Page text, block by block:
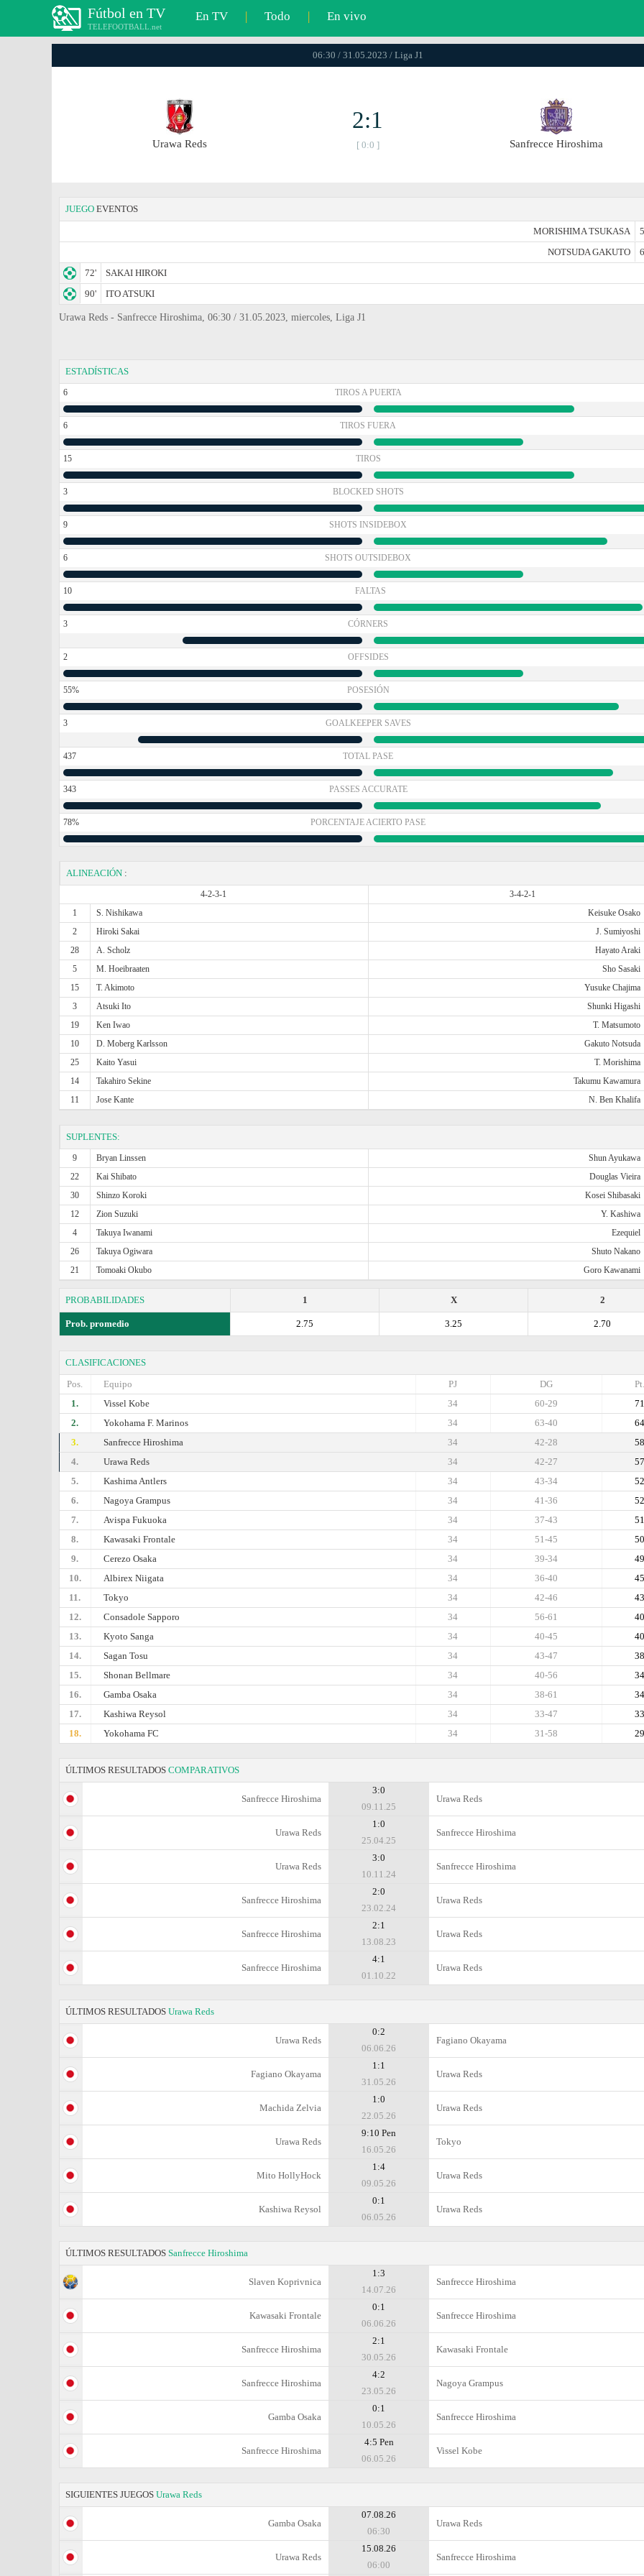
Fútbol en TV
TELEFOOTBALL.net
En TV | Todo | En vivo
06:30 / 31.05.2023 / Liga J1
Urawa Reds
2:1
[ 0:0 ] Sanfrecce Hiroshima
JUEGO EVENTOS
MORISHIMA TSUKASA
NOTSUDA GAKUTO
72'
SAKAI HIROKI
90'
ITO ATSUKI
Urawa Reds - Sanfrecce Hiroshima, 06:30 / 31.05.2023, miercoles, Liga J1
ESTADÍSTICAS
6 TIROS A PUERTA
6 TIROS FUERA
15 TIROS
3 BLOCKED SHOTS
9 SHOTS INSIDEBOX
6 SHOTS OUTSIDEBOX
10 FALTAS
3 CÓRNERS
2 OFFSIDES
55% POSESIÓN
3 GOALKEEPER SAVES
437 TOTAL PASE
343 PASSES ACCURATE
78% PORCENTAJE ACIERTO PASE
ALINEACIÓN :
4-2-3-1
3-4-2-1
1
S. Nishikawa Keisuke Osako
2
Hiroki Sakai J. Sumiyoshi
28
A. Scholz Hayato Araki
5
M. Hoeibraaten Sho Sasaki
15
T. Akimoto Yusuke Chajima
3
Atsuki Ito Shunki Higashi
19
Ken Iwao T. Matsumoto
10
D. Moberg Karlsson Gakuto Notsuda
25
Kaito Yasui T. Morishima
14
Takahiro Sekine Takumu Kawamura
11
Jose Kante N. Ben Khalifa
SUPLENTES:
9 Bryan Linssen Shun Ayukawa
22
Kai Shibato Douglas Vieira
30
Shinzo Koroki Kosei Shibasaki
12
Zion Suzuki Y. Kashiwa
4
Takuya Iwanami Ezequiel
26
Takuya Ogiwara Shuto Nakano
21
Tomoaki Okubo Goro Kawanami
PROBABILIDADES 2
X
1
Prob. promedio 2.70
3.25
2.75
CLASIFICACIONES
Pos.
Equipo Pt.
DG
PJ
1.
Vissel Kobe 71
60-29
34
2.
Yokohama F. Marinos 64
63-40
34
3.
Sanfrecce Hiroshima 58
42-28
34
4.
Urawa Reds 57
42-27
34
5.
Kashima Antlers 52
43-34
34
6.
Nagoya Grampus 52
41-36
34
7.
Avispa Fukuoka 51
37-43
34
8.
Kawasaki Frontale 50
51-45
34
9.
Cerezo Osaka 49
39-34
34
10.
Albirex Niigata 45
36-40
34
11.
Tokyo 43
42-46
34
12.
Consadole Sapporo 40
56-61
34
13.
Kyoto Sanga 40
40-45
34
14.
Sagan Tosu 38
43-47
34
15.
Shonan Bellmare 34
40-56
34
16.
Gamba Osaka 34
38-61
34
17.
Kashiwa Reysol 33
33-47
34
18.
Yokohama FC 29
31-58
34
ÚLTIMOS RESULTADOS COMPARATIVOS
Sanfrecce Hiroshima
3:0
09.11.25
Urawa Reds
Urawa Reds
1:0
25.04.25
Sanfrecce Hiroshima
Urawa Reds
3:0
10.11.24
Sanfrecce Hiroshima
Sanfrecce Hiroshima
2:0
23.02.24
Urawa Reds
Sanfrecce Hiroshima
2:1
13.08.23
Urawa Reds
Sanfrecce Hiroshima
4:1
01.10.22
Urawa Reds
ÚLTIMOS RESULTADOS Urawa Reds
Urawa Reds
0:2
06.06.26
Fagiano Okayama
Fagiano Okayama
1:1
31.05.26
Urawa Reds
Machida Zelvia
1:0
22.05.26
Urawa Reds
Urawa Reds
9:10 Pen
16.05.26
Tokyo
Mito HollyHock
1:4
09.05.26
Urawa Reds
Kashiwa Reysol
0:1
06.05.26
Urawa Reds
ÚLTIMOS RESULTADOS Sanfrecce Hiroshima
Slaven Koprivnica
1:3
14.07.26
Sanfrecce Hiroshima
Kawasaki Frontale
0:1
06.06.26
Sanfrecce Hiroshima
Sanfrecce Hiroshima
2:1
30.05.26
Kawasaki Frontale
Sanfrecce Hiroshima
4:2
23.05.26
Nagoya Grampus
Gamba Osaka
0:1
10.05.26
Sanfrecce Hiroshima
Sanfrecce Hiroshima
4:5 Pen
06.05.26
Vissel Kobe
SIGUIENTES JUEGOS Urawa Reds
Gamba Osaka
07.08.26
06:30
Urawa Reds
Urawa Reds
15.08.26
06:00
Sanfrecce Hiroshima